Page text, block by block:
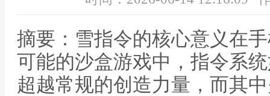
摘要：雪指令的核心意义在
可能的沙盒游戏中，指令系
超越常规的创造力量，而其